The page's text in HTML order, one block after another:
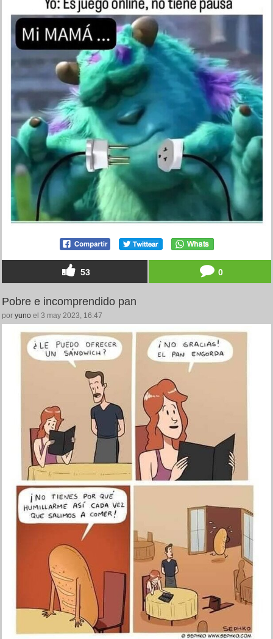
53 0
Pobre e incomprendido pan
por yuno el 3 may 2023, 16:47